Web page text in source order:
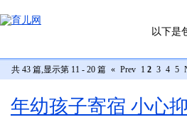
以下是
共 43 篇,显示第 11 - 20 篇 « Prev 1 2 3 4 5
年幼孩子寄宿 小心